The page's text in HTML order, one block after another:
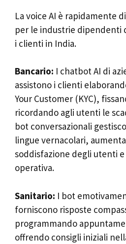
La voice AI è rapidamente
per le industrie dipendenti
i clienti in India.
Bancario: I chatbot AI di
assistono i clienti
Your Customer (KYC),
ricordando agli utenti le
bot conversazionali
lingue vernacolari,
soddisfazione degli utenti e
operativa.
Sanitario: I bot
forniscono risposte
programmando
offrendo consigli iniziali